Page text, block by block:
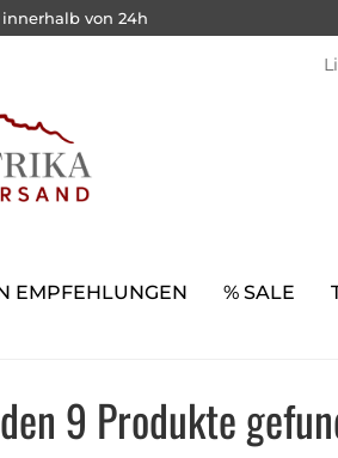
innerhalb von 24h
EMPFEHLUNGEN % SALE
9 Produkte